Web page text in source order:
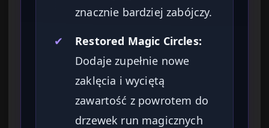
znacznie bardziej zabójczy.
✔
Restored Magic Circles:
Dodaje zupełnie nowe
zaklęcia i wyciętą
zawartość z powrotem do
drzewek run magicznych